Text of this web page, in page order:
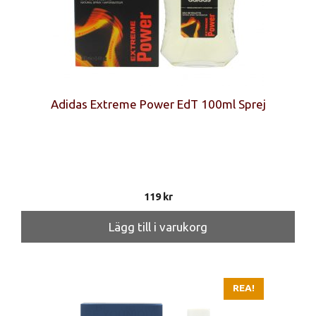
Adidas Extreme Power EdT 100ml Sprej
119kr
Lägg till i varukorg
REA!